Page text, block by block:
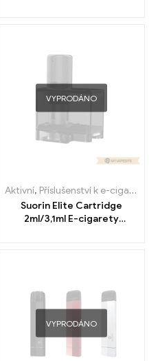
,Výparník
VYPRODÁNO
Aktivní, Příslušenství k e-cigaretám
Suorin Elite Cartridge
2ml/3,1ml E-cigarety
VYPRODÁNO